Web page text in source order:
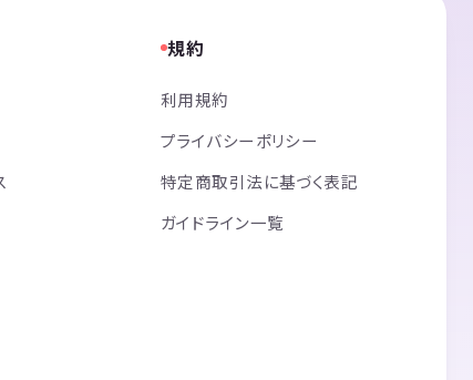
規約
利用規約
プライバシーポリシー
特定商取引法に基づく表記
ガイドライン一覧